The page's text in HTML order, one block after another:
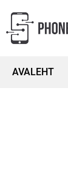
AVALEHT